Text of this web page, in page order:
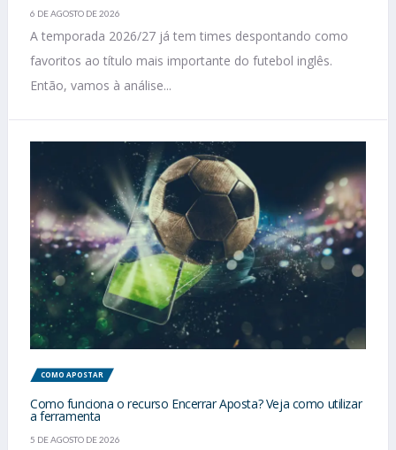
6 DE AGOSTO DE 2026
A temporada 2026/27 já tem times despontando como
favoritos ao título mais importante do futebol inglês.
Então, vamos à análise...
COMO APOSTAR
Como funciona o recurso Encerrar Aposta? Veja como utilizar
a ferramenta
5 DE AGOSTO DE 2026